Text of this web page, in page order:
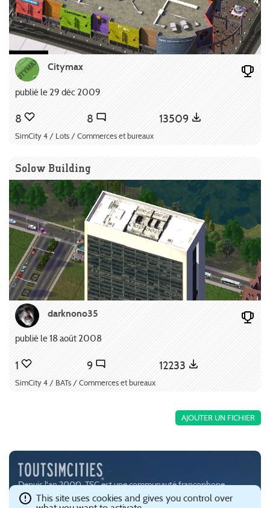
Citymax
publié le 29 déc 2009
8 8 13509
SimCity 4 / Lots / Commerces et bureaux
Solow Building
darknono35
publié le 18 août 2008
1 9 12233
SimCity 4 / BATs / Commerces et bureaux
AJOUTER UN FICHIER
Depuis l'an 2000, TSC est une communauté francophone
passionnée par les jeux de simulation urbaine, notamment
This site uses cookies and gives you control over